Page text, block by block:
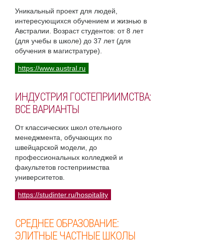
Уникальный проект для людей,
интересующихся обучением и жизнью в
Австралии. Возраст студентов: от 8 лет
(для учебы в школе) до 37 лет (для
обучения в магистратуре).
https://www.austral.ru
ИНДУСТРИЯ ГОСТЕПРИИМСТВА:
ВСЕ ВАРИАНТЫ
От классических школ отельного
менеджмента, обучающих по
швейцарской модели, до
профессиональных колледжей и
факультетов гостеприимства
университетов.
https://studinter.ru/hospitality
СРЕДНЕЕ ОБРАЗОВАНИЕ:
ЭЛИТНЫЕ ЧАСТНЫЕ ШКОЛЫ